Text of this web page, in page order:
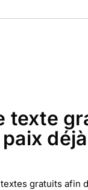
texte
gratuits afin